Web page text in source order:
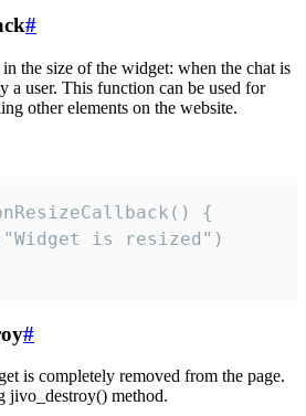
#
the size of the widget: when the chat is
a user. This function can be used for
other elements on the website.
{
is resized")
#
is completely removed from the page.
jivo_destroy() method.